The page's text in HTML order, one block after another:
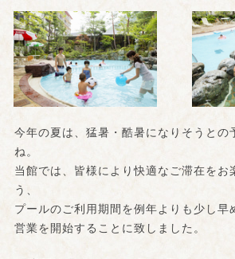
今年の夏は、猛暑・酷暑になりそうとの
ね。
当館では、皆様により快適なご滞在をお
う、
プールのご利用期間を例年よりも少し早
営業を開始することに致しました。